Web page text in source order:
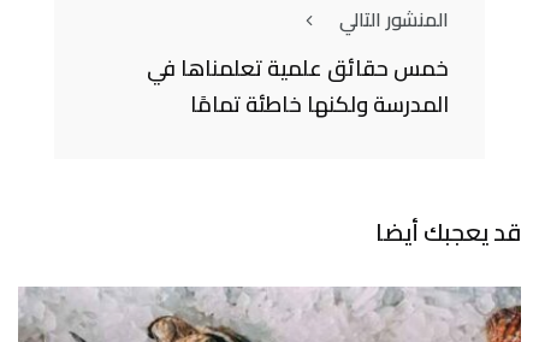
المنشور التالي
خمس حقائق علمية تعلمناها في
المدرسة ولكنها خاطئة تمامًا
قد يعجبك أيضا